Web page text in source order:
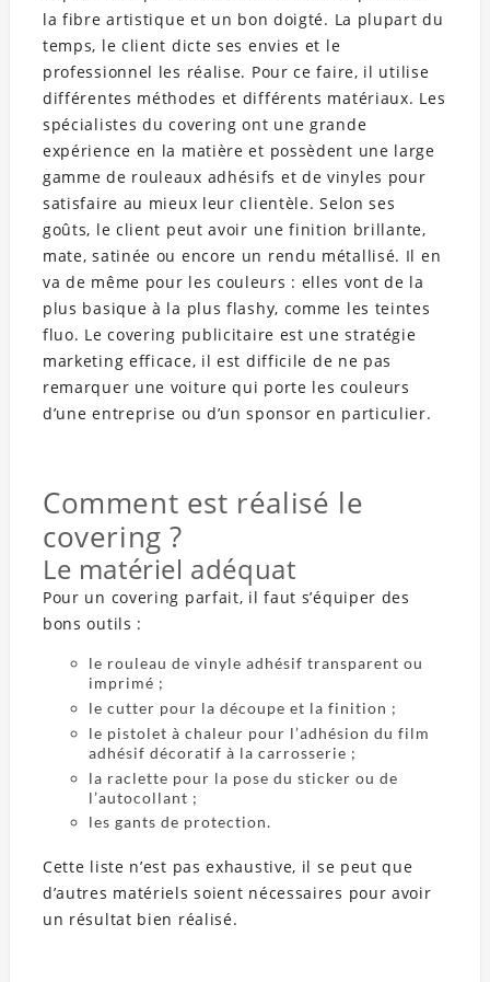
la fibre artistique et un bon doigté. La plupart du
temps, le client dicte ses envies et le
professionnel les réalise. Pour ce faire, il utilise
différentes méthodes et différents matériaux. Les
spécialistes du covering ont une grande
expérience en la matière et possèdent une large
gamme de rouleaux adhésifs et de vinyles pour
satisfaire au mieux leur clientèle. Selon ses
goûts, le client peut avoir une finition brillante,
mate, satinée ou encore un rendu métallisé. Il en
va de même pour les couleurs : elles vont de la
plus basique à la plus flashy, comme les teintes
fluo. Le covering publicitaire est une stratégie
marketing efficace, il est difficile de ne pas
remarquer une voiture qui porte les couleurs
d’une entreprise ou d’un sponsor en particulier.
Comment est réalisé le
covering ?
Le matériel adéquat
Pour un covering parfait, il faut s’équiper des
bons outils :
le rouleau de vinyle adhésif transparent ou
imprimé ;
le cutter pour la découpe et la finition ;
le pistolet à chaleur pour l’adhésion du film
adhésif décoratif à la carrosserie ;
la raclette pour la pose du sticker ou de
l’autocollant ;
les gants de protection.
Cette liste n’est pas exhaustive, il se peut que
d’autres matériels soient nécessaires pour avoir
un résultat bien réalisé.